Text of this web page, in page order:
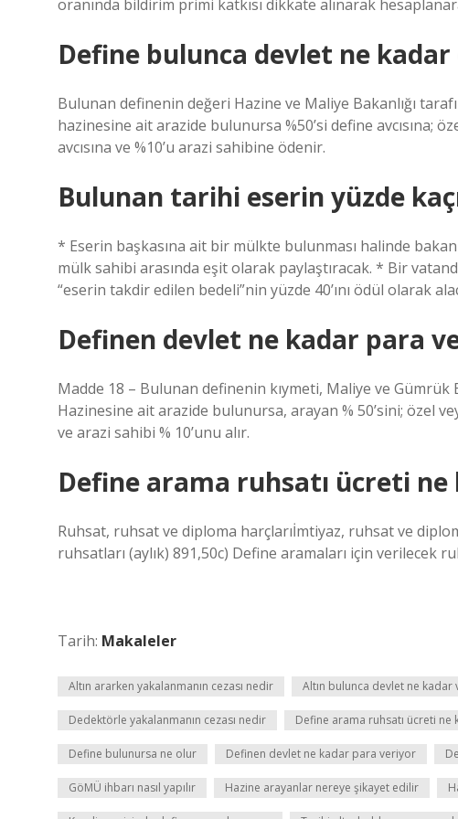
oranında bildirim primi katkısı dikkate alınarak
Define bulunca devlet ne kadar
Bulunan definenin değeri Hazine ve Maliye Bakanlığı
hazinesine ait arazide bulunursa %50’si define avcısına;
avcısına ve %10’u arazi sahibine ödenir.
Bulunan tarihi eserin yüzde
* Eserin başkasına ait bir mülkte bulunması halinde
mülk sahibi arasında eşit olarak paylaştıracak. * Bir
“eserin takdir edilen bedeli”nin yüzde 40’ını ödül olarak
Definen devlet ne kadar para
Madde 18 – Bulunan definenin kıymeti, Maliye ve
Hazinesine ait arazide bulunursa, arayan % 50’sini; özel
ve arazi sahibi % 10’unu alır.
Define arama ruhsatı ücreti ne
Ruhsat, ruhsat ve diploma harçlarıİmtiyaz, ruhsat ve
ruhsatları (aylık) 891,50c) Define aramaları için verilecek
Tarih: Makaleler
Altın ararken yakalanmanın cezası nedir Altın bulunca devlet ne kadar
Dedektörle yakalanmanın cezası nedir Define arama ruhsatı ücreti ne
Define bulunursa ne olur Definen devlet ne kadar para veriyor
GöMÜ ihbarı nasıl yapılır Hazine arayanlar nereye şikayet edilir